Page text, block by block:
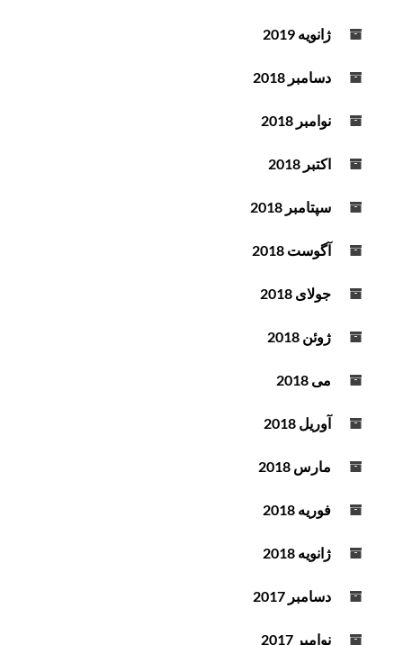
ژانویه 2019
دسامبر 2018
نوامبر 2018
اکتبر 2018
سپتامبر 2018
آگوست 2018
جولای 2018
ژوئن 2018
می 2018
آوریل 2018
مارس 2018
فوریه 2018
ژانویه 2018
دسامبر 2017
نوامبر 2017